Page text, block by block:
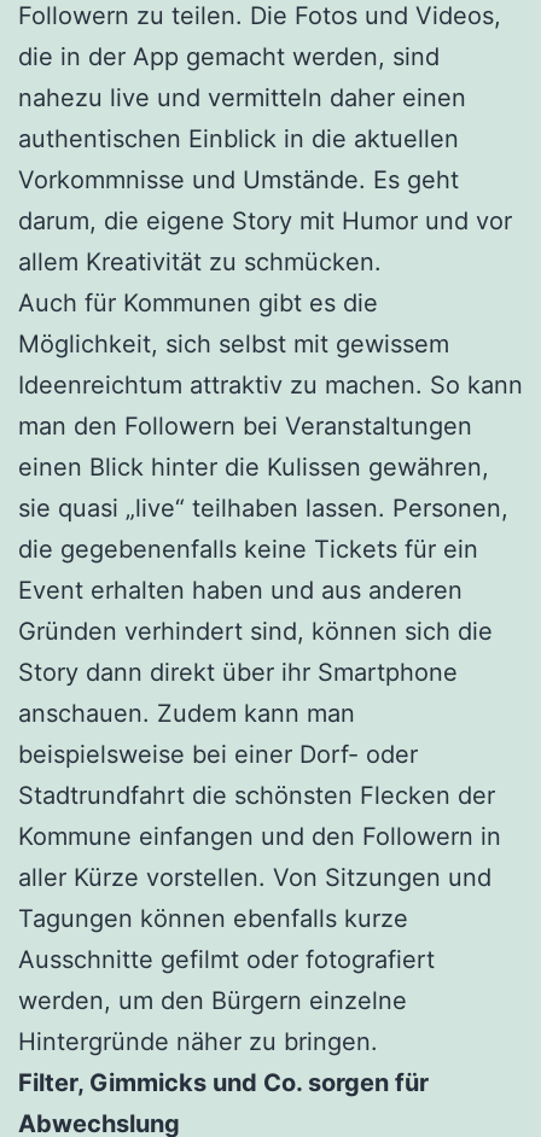
Followern zu teilen. Die Fotos und Videos,
die in der App gemacht werden, sind
nahezu live und vermitteln daher einen
authentischen Einblick in die aktuellen
Vorkommnisse und Umstände. Es geht
darum, die eigene Story mit Humor und vor
allem Kreativität zu schmücken.
Auch für Kommunen gibt es die
Möglichkeit, sich selbst mit gewissem
Ideenreichtum attraktiv zu machen. So kann
man den Followern bei Veranstaltungen
einen Blick hinter die Kulissen gewähren,
sie quasi „live“ teilhaben lassen. Personen,
die gegebenenfalls keine Tickets für ein
Event erhalten haben und aus anderen
Gründen verhindert sind, können sich die
Story dann direkt über ihr Smartphone
anschauen. Zudem kann man
beispielsweise bei einer Dorf- oder
Stadtrundfahrt die schönsten Flecken der
Kommune einfangen und den Followern in
aller Kürze vorstellen. Von Sitzungen und
Tagungen können ebenfalls kurze
Ausschnitte gefilmt oder fotografiert
werden, um den Bürgern einzelne
Hintergründe näher zu bringen.
Filter, Gimmicks und Co. sorgen für
Abwechslung